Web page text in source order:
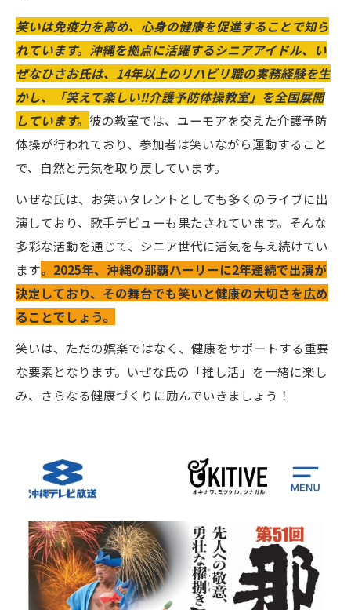
笑いは免疫力を高め、心身の健康を促進することで知ら
れています。沖縄を拠点に活躍するシニアアイドル、い
ぜなひさお氏は、14年以上のリハビリ職の実務経験を生
かし、「笑えて楽しい‼️介護予防体操教室」を全国展開
しています。 彼の教室では、ユーモアを交えた介護予防
体操が行われており、参加者は笑いながら運動すること
で、自然と元気を取り戻しています。
いぜな氏は、お笑いタレントとしても多くのライブに出
演しており、歌手デビューも果たされています。そんな
多彩な活動を通じて、シニア世代に活気を与え続けてい
ます。2025年、沖縄の那覇ハーリーに2年連続で出演が
決定しており、その舞台でも笑いと健康の大切さを広め
ることでしょう。
笑いは、ただの娯楽ではなく、健康をサポートする重要
な要素となります。いぜな氏の「推し活」を一緒に楽し
み、さらなる健康づくりに励んでいきましょう！